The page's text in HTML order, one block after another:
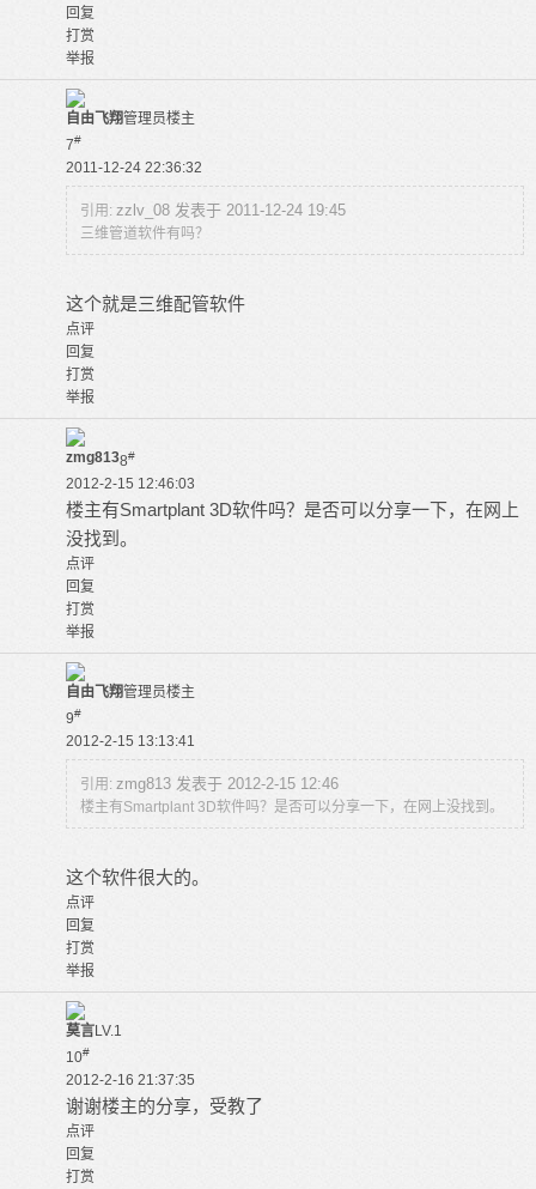
回复
打赏
举报
自由飞翔管理员楼主
7#
2011-12-24 22:36:32
引用: zzlv_08 发表于 2011-12-24 19:45
三维管道软件有吗？
这个就是三维配管软件
点评
回复
打赏
举报
zmg8138#
2012-2-15 12:46:03
楼主有Smartplant 3D软件吗？是否可以分享一下，在网上
没找到。
点评
回复
打赏
举报
自由飞翔管理员楼主
9#
2012-2-15 13:13:41
引用: zmg813 发表于 2012-2-15 12:46
楼主有Smartplant 3D软件吗？是否可以分享一下，在网上没找到。
这个软件很大的。
点评
回复
打赏
举报
莫言LV.1
10#
2012-2-16 21:37:35
谢谢楼主的分享，受教了
点评
回复
打赏